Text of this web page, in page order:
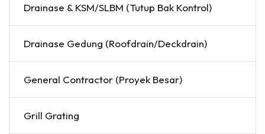
Drainase & KSM/SLBM (Tutup Bak Kontrol)
Drainase Gedung (Roofdrain/Deckdrain)
General Contractor (Proyek Besar)
Grill Grating